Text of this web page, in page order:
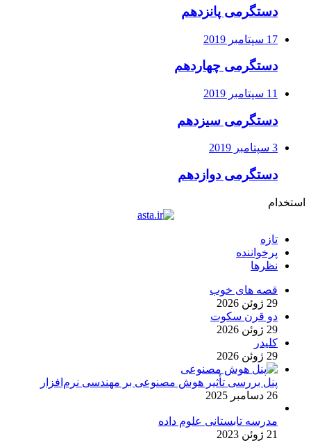
دستگرمی پانزدهم
17 سپتامبر 2019
دستگرمی چهاردهم
11 سپتامبر 2019
دستگرمی سیزدهم
3 سپتامبر 2019
دستگرمی دوازدهم
استخدام
تازه
پرخواننده
نظرها
قصه های خوب
29 ژوئن 2026
دو قرن سکوت
29 ژوئن 2026
کلیدر
29 ژوئن 2026
پنل بررسی تأثیر هوش مصنوعی بر مهندسی نرم‌افزار
26 دسامبر 2025
مدرسه تابستانی علوم داده
21 ژوئن 2023